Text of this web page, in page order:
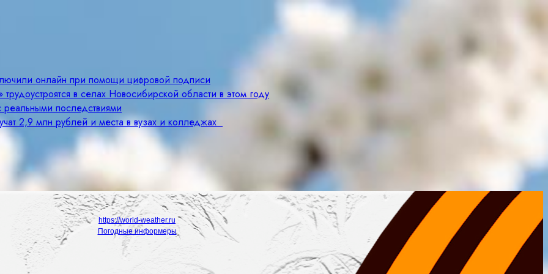
онлайн при помощи цифровой подписи
в селах Новосибирской области в этом году
последствиями
2,9 млн рублей и места в вузах и колледжах
https://world-weather.ru
Погодные информеры